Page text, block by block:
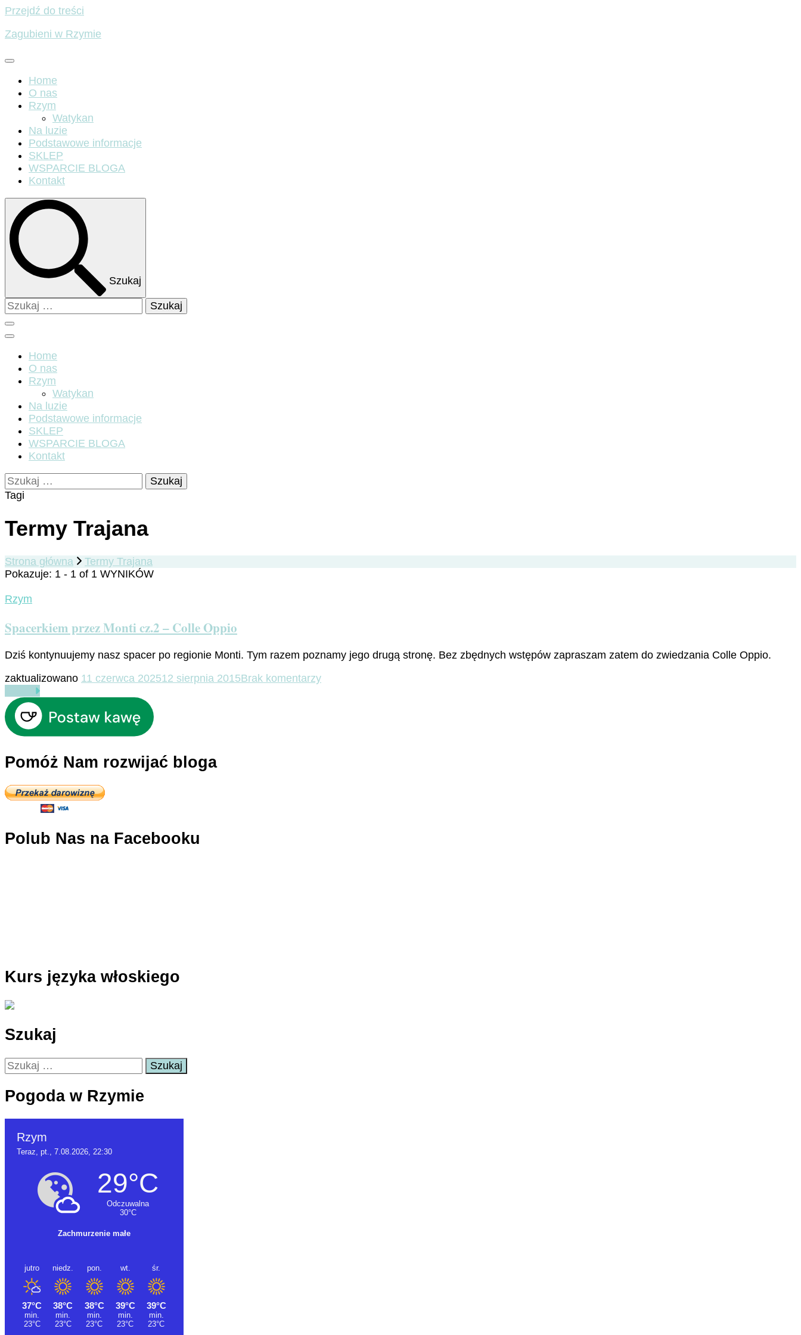
Przejdź do treści
Zagubieni w Rzymie
Home
O nas
Rzym
Watykan
Na luzie
Podstawowe informacje
SKLEP
WSPARCIE BLOGA
Kontakt
Szukaj
Szukaj:
Home
O nas
Rzym
Watykan
Na luzie
Podstawowe informacje
SKLEP
WSPARCIE BLOGA
Kontakt
Szukaj:
Tagi
Termy Trajana
Strona główna
Termy Trajana
Pokazuje: 1 - 1 of 1 WYNIKÓW
Rzym
Spacerkiem przez Monti cz.2 – Colle Oppio
Dziś kontynuujemy nasz spacer po regionie Monti. Tym razem poznamy jego drugą stronę. Bez zbędnych wstępów zapraszam zatem do zwiedzania Colle Oppio.
zaktualizowano 11 czerwca 202512 sierpnia 2015Brak komentarzydo
Pomóż Nam rozwijać bloga
Polub Nas na Facebooku
Kurs języka włoskiego
Szukaj
Szukaj:
Pogoda w Rzymie